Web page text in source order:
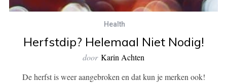
Health
Herfstdip? Helemaal Niet Nodig!
door Karin Achten
De herfst is weer aangebroken en dat kun je merken ook!